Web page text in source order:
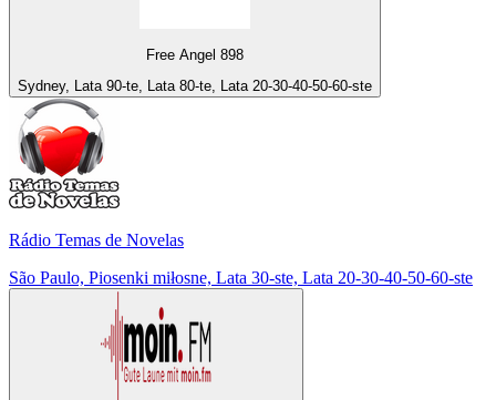
Free Angel 898
Sydney, Lata 90-te, Lata 80-te, Lata 20-30-40-50-60-ste
Rádio Temas de Novelas
São Paulo, Piosenki miłosne, Lata 30-ste, Lata 20-30-40-50-60-ste